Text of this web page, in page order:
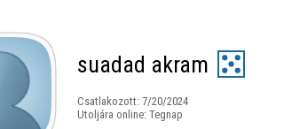
suadad akram
Csatlakozott: 7/20/2024
Utoljára online: Tegnap